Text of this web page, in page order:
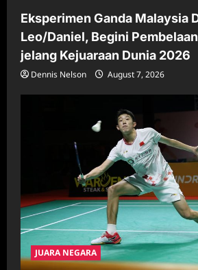
Eksperimen Ganda Malaysia
Leo/Daniel, Begini
jelang Kejuaraan Dunia 2026
Dennis Nelson August 7, 2026
JUARA NEGARA